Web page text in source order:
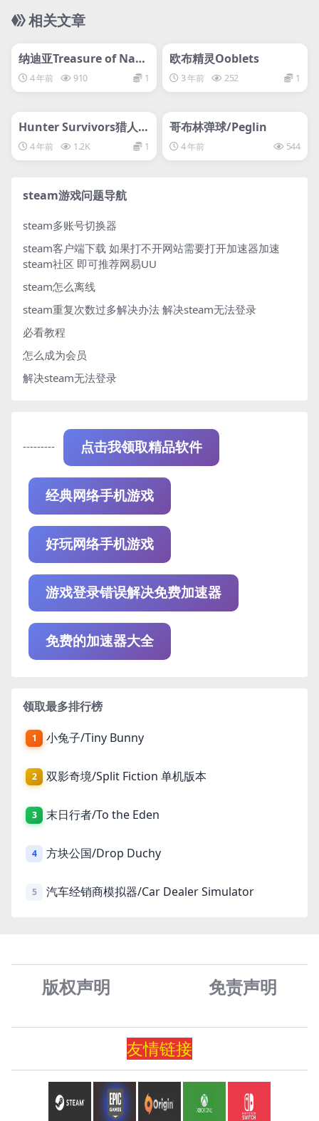
相关文章
svip专属
纳迪亚Treasure of Nadi
a 4 年前 910 1
欧布精灵Ooblets
3 年前 252 1
svip专属
Hunter Survivors猎人的
幸存者
4 年前 1.2K 1
哥布林弹球/Peglin
4 年前 544
steam游戏问题导航
steam多账号切换器
steam客户端下载 如果打不开网站需要打开加速器加速
steam社区 即可推荐网易UU
steam怎么离线
steam重复次数过多解决办法 解决steam无法登录
必看教程
怎么成为会员
解决steam无法登录
--------- 点击我领取精品软件
经典网络手机游戏
好玩网络手机游戏
游戏登录错误解决免费加速器
免费的加速器大全
领取最多排行榜
1 小兔子/Tiny Bunny
2 双影奇境/Split Fiction 单机版本
3 末日行者/To the Eden
4 方块公国/Drop Duchy
5 汽车经销商模拟器/Car Dealer Simulator
版权声明 免责声明
友情链接